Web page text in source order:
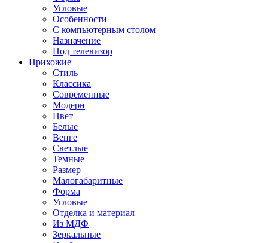
Угловые
Особенности
С компьютерным столом
Назначение
Под телевизор
Прихожие
Стиль
Классика
Современные
Модерн
Цвет
Белые
Венге
Светлые
Темные
Размер
Малогабаритные
Форма
Угловые
Отделка и материал
Из МДФ
Зеркальные